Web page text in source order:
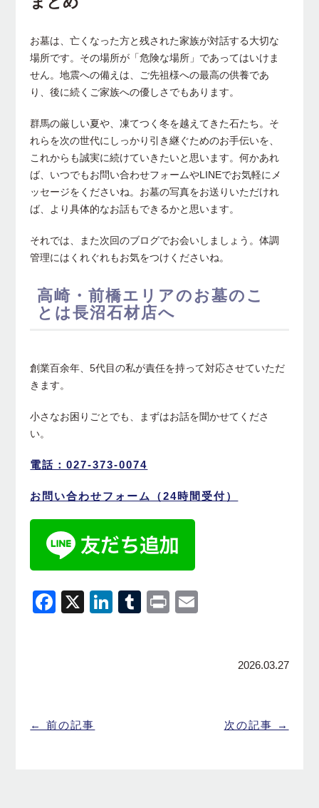
お墓は、亡くなった方と残された家族が対話する大切な
場所です。その場所が「危険な場所」であってはいけま
せん。地震への備えは、ご先祖様への最高の供養であ
り、後に続くご家族への優しさでもあります。
群馬の厳しい夏や、凍てつく冬を越えてきた石たち。そ
れらを次の世代にしっかり引き継ぐためのお手伝いを、
これからも誠実に続けていきたいと思います。何かあれ
ば、いつでもお問い合わせフォームやLINEでお気軽にメ
ッセージをくださいね。お墓の写真をお送りいただけれ
ば、より具体的なお話もできるかと思います。
それでは、また次回のブログでお会いしましょう。体調
管理にはくれぐれもお気をつけくださいね。
高崎・前橋エリアのお墓のこ
とは長沼石材店へ
創業百余年、5代目の私が責任を持って対応させていただ
きます。
小さなお困りごとでも、まずはお話を聞かせてくださ
い。
電話：027-373-0074
お問い合わせフォーム（24時間受付）
Facebook LinkedInTumblrPrint
2026.03.27
← 前の記事 次の記事 →